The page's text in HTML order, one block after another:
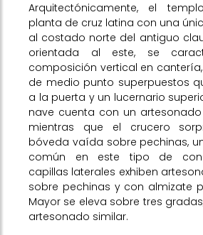
Arquitectónicamente, el
planta de cruz latina con una
al costado norte del antiguo
orientada al este, se
composición vertical en
de medio punto superpuestos
a la puerta y un lucernario
nave cuenta con un
mientras que el crucero
bóveda vaída sobre pechinas,
común en este tipo de
capillas laterales exhiben
sobre pechinas y con almizate
Mayor se eleva sobre tres
artesonado similar.